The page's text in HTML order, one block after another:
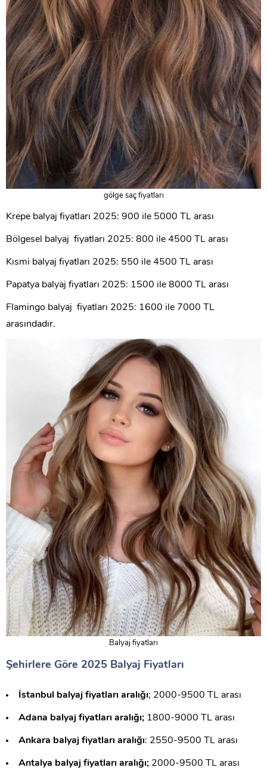
gölge saç fiyatları
Krepe balyaj fiyatları 2025: 900 ile 5000 TL arası
Bölgesel balyaj fiyatları 2025: 800 ile 4500 TL arası
Kısmi balyaj fiyatları 2025: 550 ile 4500 TL arası
Papatya balyaj fiyatları 2025: 1500 ile 8000 TL arası
Flamingo balyaj fiyatları 2025: 1600 ile 7000 TL
arasındadır.
Balyaj fiyatları
Şehirlere Göre 2025 Balyaj Fiyatları
İstanbul balyaj fiyatları aralığı; 2000-9500 TL arası
Adana balyaj fiyatları aralığı; 1800-9000 TL arası
Ankara balyaj fiyatları aralığı: 2550-9500 TL arası
Antalya balyaj fiyatları aralığı; 2000-9500 TL arası